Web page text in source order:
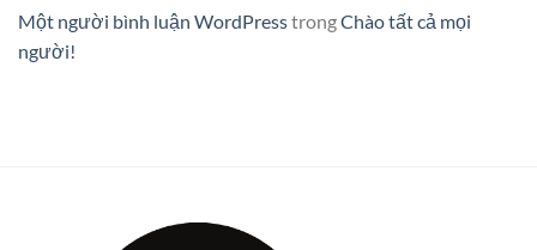
Một người bình luận WordPresstrongChào tất cả mọi
người!